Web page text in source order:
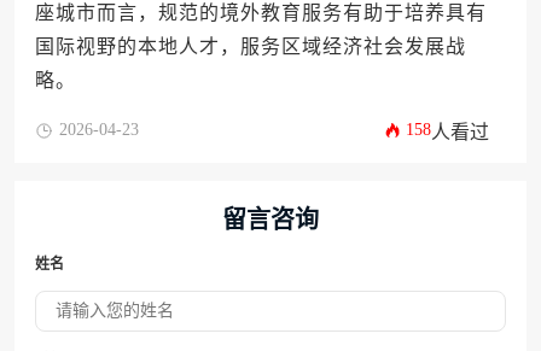
座城市而言，规范的境外教育服务有助于培养具有
国际视野的本地人才，服务区域经济社会发展战
略。
2026-04-23 158人看过
留言咨询
姓名